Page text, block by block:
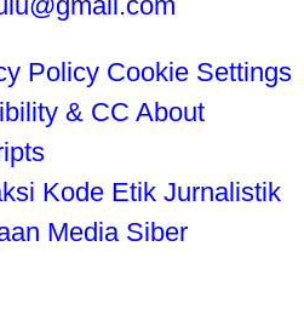
Policy Cookie Settings
& CC About
Kode Etik Jurnalistik
Media Siber